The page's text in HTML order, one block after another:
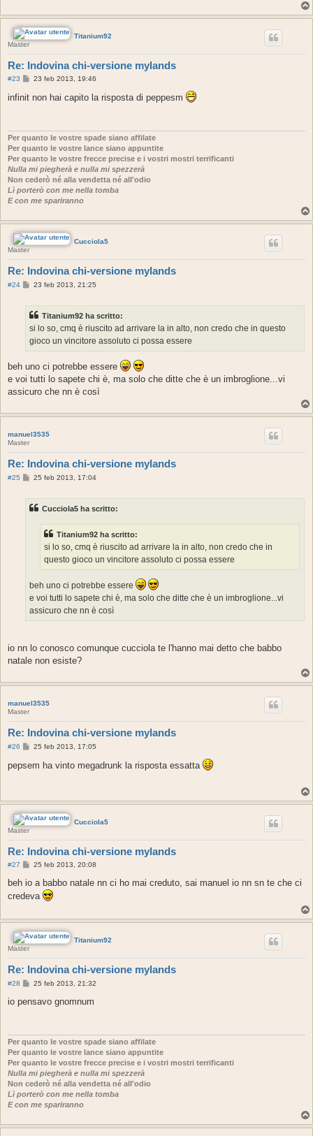
i
o
Titanium92
Master
Re: Indovina chi-versione mylands
#23
M
s
i
o
23 feb 2013, 19:46
infinit non hai capito la risposta di peppesm
Per quanto le vostre spade siano affilate
Per quanto le vostre lance siano appuntite
Per quanto le vostre frecce precise e i vostri mostri terrificanti
Nulla mi piegherà e nulla mi spezzerà
Non cederò né alla vendetta né all'odio
Lì porterò con me nella tomba
E con me spariranno
Cucciola5
Master
Re: Indovina chi-versione mylands
#24
M
a
g
i
o
23 feb 2013, 21:25
Titanium92 ha scritto:
si lo so, cmq è riuscito ad arrivare la in alto, non credo che in questo
gioco un vincitore assoluto ci possa essere
beh uno ci potrebbe essere
e voi tutti lo sapete chi è, ma solo che ditte che è un imbroglione...vi
assicuro che nn è così
manuel3535
Master
Re: Indovina chi-versione mylands
#25
M
a
25 feb 2013, 17:04
Cucciola5 ha scritto:
Titanium92 ha scritto:
si lo so, cmq è riuscito ad arrivare la in alto, non credo che in
questo gioco un vincitore assoluto ci possa essere
beh uno ci potrebbe essere
e voi tutti lo sapete chi è, ma solo che ditte che è un imbroglione...vi
assicuro che nn è così
io nn lo conosco comunque cucciola te l'hanno mai detto che babbo
natale non esiste?
manuel3535
Master
Re: Indovina chi-versione mylands
#26
M
s
s
i
o
25 feb 2013, 17:05
pepsem ha vinto megadrunk la risposta essatta
Cucciola5
Master
Re: Indovina chi-versione mylands
#27
M
s
a
i
o
25 feb 2013, 20:08
beh io a babbo natale nn ci ho mai creduto, sai manuel io nn sn te che ci
credeva
Titanium92
Master
Re: Indovina chi-versione mylands
#28
M
s
i
o
25 feb 2013, 21:32
io pensavo gnomnum
Per quanto le vostre spade siano affilate
Per quanto le vostre lance siano appuntite
Per quanto le vostre frecce precise e i vostri mostri terrificanti
Nulla mi piegherà e nulla mi spezzerà
Non cederò né alla vendetta né all'odio
Lì porterò con me nella tomba
E con me spariranno